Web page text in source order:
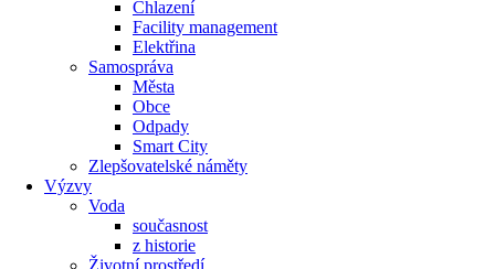
Chlazení
Facility management
Elektřina
Samospráva
Města
Obce
Odpady
Smart City
Zlepšovatelské náměty
Výzvy
Voda
současnost
z historie
Životní prostředí